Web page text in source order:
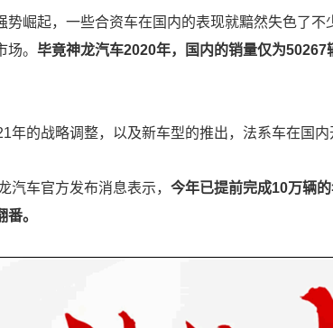
势崛起，一些合资车在国内的表现就黯然失色了
。 毕竟神龙汽车2020年，国内的销量仅为
年的战略调整，以及新车型的推出，法系车在国内
汽车官方发布消息表示， 今年已提前完成10万辆
。